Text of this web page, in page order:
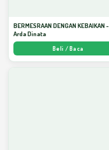
BERMESRAAN DENGAN KEBAIKAN -
Arda Dinata
Beli / Baca